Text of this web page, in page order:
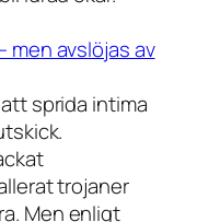
men avslöjas av
sprida intima
trojaner
Men enligt